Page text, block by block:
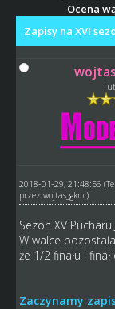
Ocena
Zapisy na XVI
2018-01-29, 21:48:56
przez wojtas_gkm .)
Sezon XV
W walce
że 1/2 finału i
Zaczynamy